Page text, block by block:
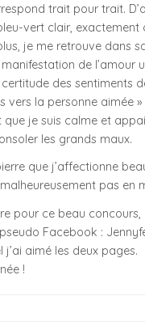
trait pour trait.
vert clair,
je me retrouve dans
de l’amour
des sentiments
vers la personne aimée »
que je suis calme et
les grands maux.
que j’affectionne
pas en
pour ce beau concours,
Facebook :
j’ai aimé les deux pages.
!